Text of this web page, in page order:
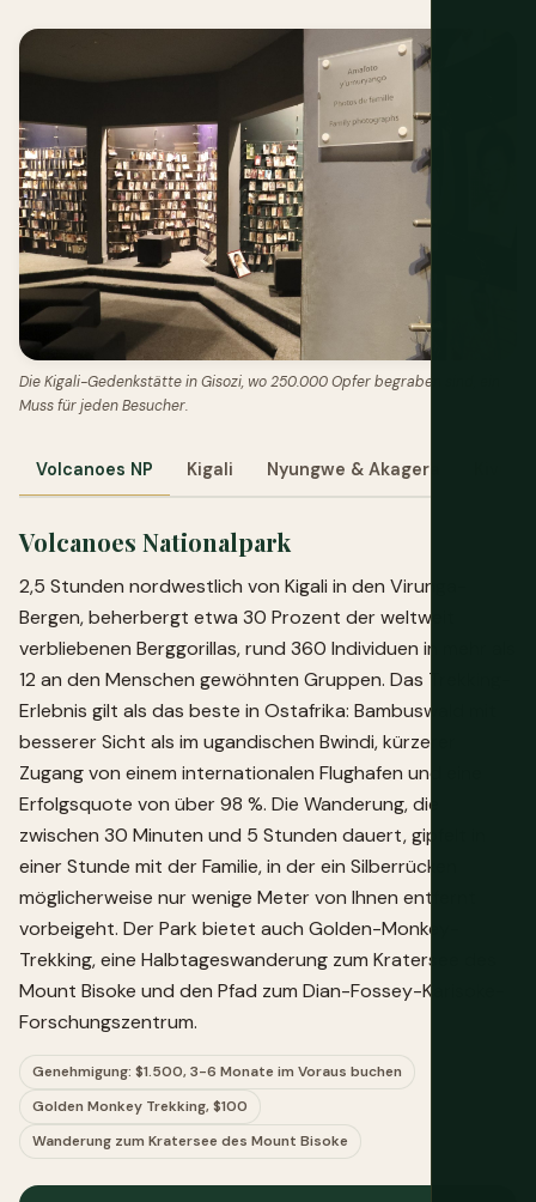
Die Kigali-Gedenkstätte in Gisozi, wo 250.000 Opfer begraben sind, ein
Muss für jeden Besucher.
Volcanoes NP Kigali Nyungwe & Akagera
Volcanoes Nationalpark
2,5 Stunden nordwestlich von Kigali in den Virunga-
Bergen, beherbergt etwa 30 Prozent der weltweit
verbliebenen Berggorillas, rund 360 Individuen in mehr als
12 an den Menschen gewöhnten Gruppen. Das Trekking-
Erlebnis gilt als das beste in Ostafrika: Bambuswald mit
besserer Sicht als im ugandischen Bwindi, kürzerer
Zugang von einem internationalen Flughafen und eine
Erfolgsquote von über 98 %. Die Wanderung, die
zwischen 30 Minuten und 5 Stunden dauert, gipfelt in
einer Stunde mit der Familie, in der ein Silberrücken
möglicherweise nur wenige Meter von Ihnen entfernt
vorbeigeht. Der Park bietet auch Golden-Monkey-
Trekking, eine Halbtageswanderung zum Kratersee des
Mount Bisoke und den Pfad zum Dian-Fossey-Karisoke-
Forschungszentrum.
Genehmigung: $1.500, 3-6 Monate im Voraus buchen
Golden Monkey Trekking, $100
Wanderung zum Kratersee des Mount Bisoke